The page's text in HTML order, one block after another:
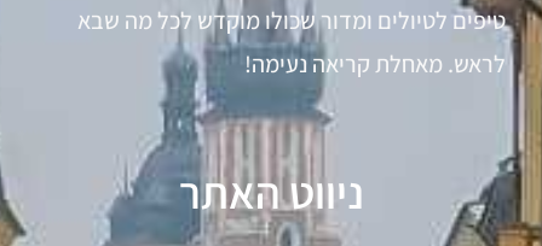
טיפים לטיולים ומדור שכולו מוקדש לכל מה שבא
לראש. מאחלת קריאה נעימה!
ניווט האתר